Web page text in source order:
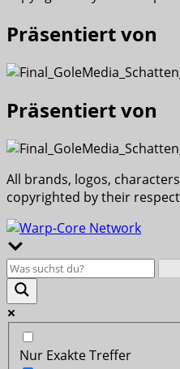
Präsentiert von
Präsentiert von
All brands, logos,
copyrighted by their
Nur Exakte Treffer